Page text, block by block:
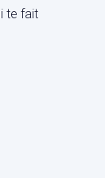
te fait